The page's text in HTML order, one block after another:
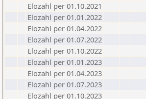
Elozahl per 01.10.2021
Elozahl per 01.01.2022
Elozahl per 01.04.2022
Elozahl per 01.07.2022
Elozahl per 01.10.2022
Elozahl per 01.01.2023
Elozahl per 01.04.2023
Elozahl per 01.07.2023
Elozahl per 01.10.2023